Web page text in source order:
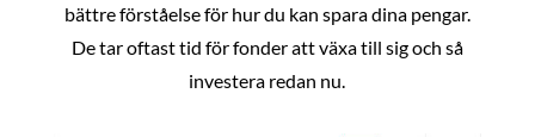
bättre förståelse för hur du kan spara dina pengar.
De tar oftast tid för fonder att växa till sig och så
investera redan nu.